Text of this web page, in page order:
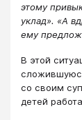
этому
уклад». «А
ему
В этой
со своим
детей